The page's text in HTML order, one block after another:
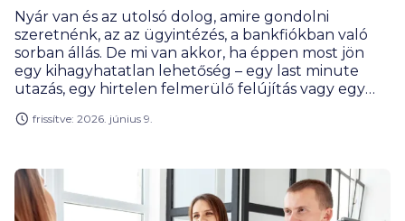
Nyár van és az utolsó dolog, amire gondolni
szeretnénk, az az ügyintézés, a bankfiókban való
sorban állás. De mi van akkor, ha éppen most jön
egy kihagyhatatlan lehetőség – egy last minute
utazás, egy hirtelen felmerülő felújítás vagy egy
felesleges emiatt félbeszakítani a pihenést, a
frissítve: 2026. június 9.